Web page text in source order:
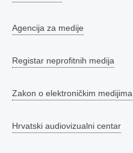
Agencija za medije
Registar neprofitnih medija
Zakon o elektroničkim medijima
Hrvatski audiovizualni centar